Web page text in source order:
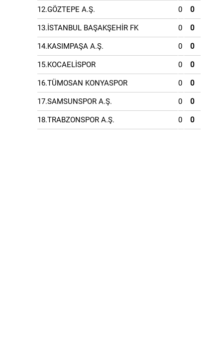
12.GÖZTEPE A.Ş. 0 0
13.İSTANBUL BAŞAKŞEHİR FK 0 0
14.KASIMPAŞA A.Ş. 0 0
15.KOCAELİSPOR 0 0
16.TÜMOSAN KONYASPOR 0 0
17.SAMSUNSPOR A.Ş. 0 0
18.TRABZONSPOR A.Ş. 0 0